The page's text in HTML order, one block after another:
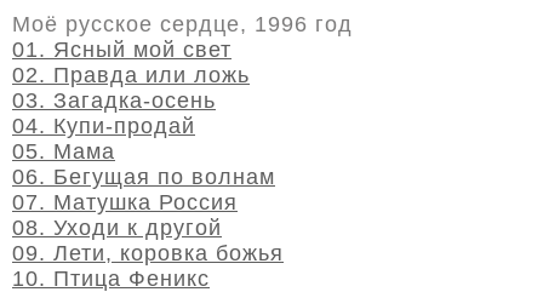
Моё русское сердце, 1996 год
01. Ясный мой свет
02. Правда или ложь
03. Загадка-осень
04. Купи-продай
05. Мама
06. Бегущая по волнам
07. Матушка Россия
08. Уходи к другой
09. Лети, коровка божья
10. Птица Феникс